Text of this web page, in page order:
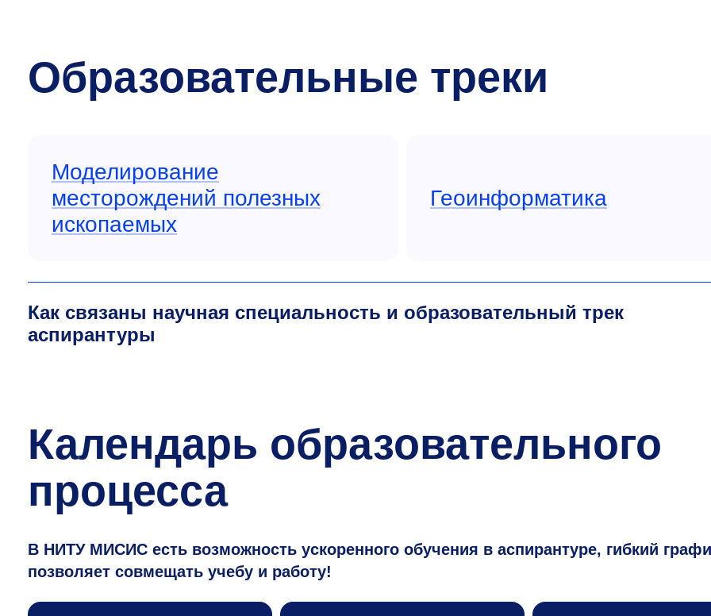
Образовательные треки
Моделирование
месторождений полезных
ископаемых
Геоинформатика
Как связаны научная специальность и образовательный трек
аспирантуры
Календарь образовательного
процесса
В НИТУ МИСИС есть возможность ускоренного обучения в аспирантуре, гибкий
позволяет совмещать учебу и работу!